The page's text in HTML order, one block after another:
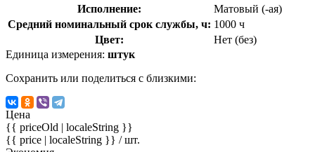
Исполнение:
Матовый (-ая)
Средний номинальный срок службы, ч: 1000 ч
Цвет:
Нет (без)
Единица измерения: штук
Сохранить или поделиться с близкими:
Цена
{{ priceOld | localeString }}
{{ price | localeString }} / шт.